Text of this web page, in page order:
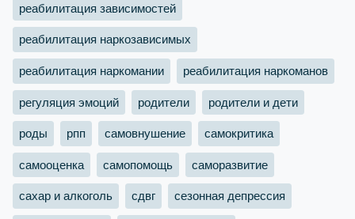
реабилитация зависимостей
реабилитация наркозависимых
реабилитация наркомании реабилитация наркоманов
регуляция эмоций родители родители и дети
роды рпп самовнушение самокритика
самооценка самопомощь саморазвитие
сахар и алкоголь сдвг сезонная депрессия